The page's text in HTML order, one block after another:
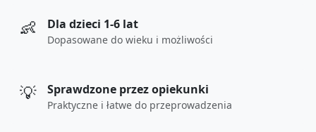
👶 Dla dzieci 1-6 lat
Dopasowane do wieku i możliwości
💡 Sprawdzone przez opiekunki
Praktyczne i łatwe do przeprowadzenia